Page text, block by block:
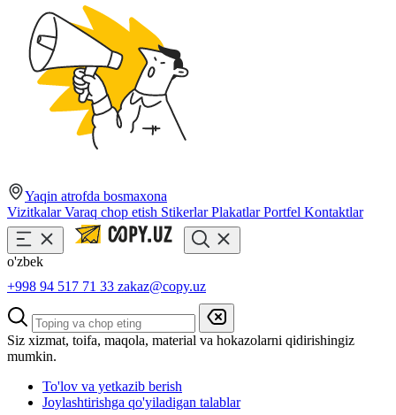
Yaqin atrofda bosmaxona
VizitkalarVaraq chop etish StikerlarPlakatlarPortfel Kontaktlar
o'zbek
+998 94 517 71 33 zakaz@copy.uz
Siz xizmat, toifa, maqola, material va hokazolarni qidirishingiz
mumkin.
To'lov va yetkazib berish
Joylashtirishga qo'yiladigan talablar